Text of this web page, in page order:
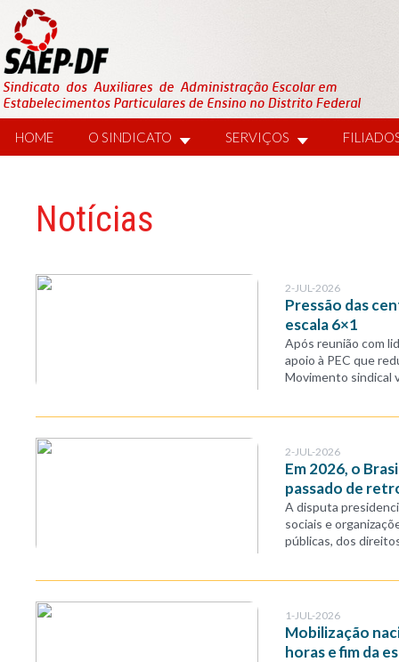
HOME O SINDICATO SERVIÇOS
Notícias
2-JUL-2026
Pressão das
escala 6×1
Após reunião com
apoio à PEC que
Movimento sindical
2-JUL-2026
Em 2026, o
passado de
A disputa
sociais e
públicas, dos
1-JUL-2026
Mobilização
horas e fim da